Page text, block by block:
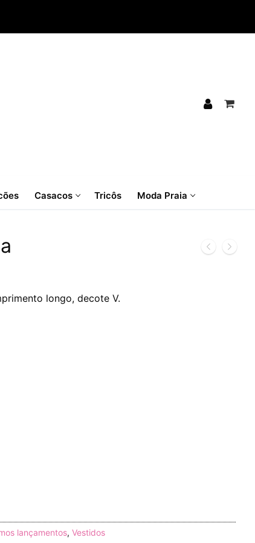
Casacos Tricôs Moda Praia
longo, decote V.
lançamentos, Vestidos